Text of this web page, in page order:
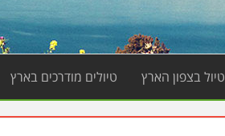
טיול בצפון הארץ טיולים מודרכים בארץ